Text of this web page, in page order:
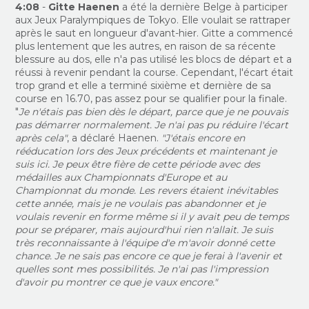
4:08 - Gitte Haenen a été la dernière Belge à participer
aux Jeux Paralympiques de Tokyo. Elle voulait se rattraper
après le saut en longueur d'avant-hier. Gitte a commencé
plus lentement que les autres, en raison de sa récente
blessure au dos, elle n'a pas utilisé les blocs de départ et a
réussi à revenir pendant la course. Cependant, l'écart était
trop grand et elle a terminé sixième et dernière de sa
course en 16.70, pas assez pour se qualifier pour la finale.
"Je n'étais pas bien dès le départ, parce que je ne pouvais
pas démarrer normalement. Je n'ai pas pu réduire l'écart
après cela", a déclaré Haenen. "J'étais encore en
rééducation lors des Jeux précédents et maintenant je
suis ici. Je peux être fière de cette période avec des
médailles aux Championnats d'Europe et au
Championnat du monde. Les revers étaient inévitables
cette année, mais je ne voulais pas abandonner et je
voulais revenir en forme même si il y avait peu de temps
pour se préparer, mais aujourd'hui rien n'allait. Je suis
très reconnaissante à l'équipe d'e m'avoir donné cette
chance. Je ne sais pas encore ce que je ferai à l'avenir et
quelles sont mes possibilités. Je n'ai pas l'impression
d'avoir pu montrer ce que je vaux encore."